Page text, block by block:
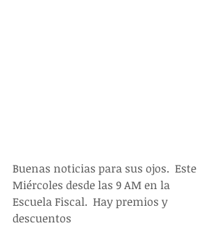
Buenas noticias para sus ojos.  Este
Miércoles desde las 9 AM en la
Escuela Fiscal.  Hay premios y
descuentos